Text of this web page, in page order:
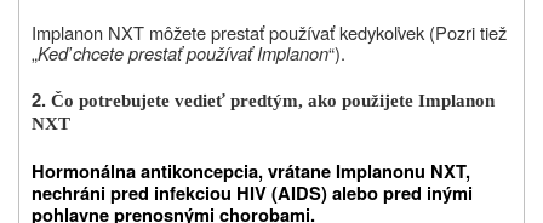
Implanon NXT môžete prestať používať kedykoľvek (Pozri tiež
„Keď chcete prestať používať Implanon“).
2. Čo potrebujete vedieť predtým, ako použijete Implanon
NXT
Hormonálna antikoncepcia, vrátane Implanonu NXT,
nechráni pred infekciou HIV (AIDS) alebo pred inými
pohlavne prenosnými chorobami.